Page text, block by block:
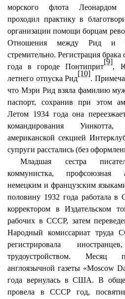
морского флота Леонардом
проходил практику в
организации помощи борцам
Отношения между Рид и
стремительно. Регистрация брака
года в городе Понтиприт
[9]
,
летнего отпуска Рид
[10]
.
что Мэри Рид взяла фамилию
паспорт, сохранив при этом
Летом 1934 года она
командирования
американской секцией
супруги расстались (без
Младшая сестра
коммунистка, профсоюзная
немецким и французским
половину 1932 года работала в
корректором в Издательском
рабочих в СССР, затем
Народный комиссариат труда
регистрировала
трудоустройством. Месяц
англоязычной газеты «Moscow
года вернулась в США. В
провела в СССР год,